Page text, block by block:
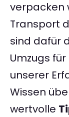
verpacken
Transport
sind dafür
Umzugs
unserer
Wissen
wertvolle